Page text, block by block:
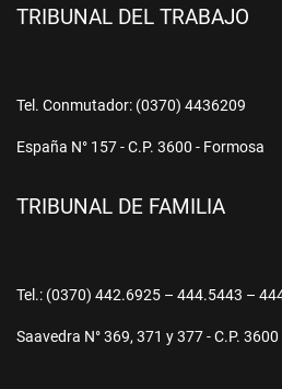
TRIBUNAL DEL TRABAJO
Tel. Conmutador: (0370) 4436209
España N° 157 - C.P. 3600 - Formosa
TRIBUNAL DE FAMILIA
Tel.: (0370) 442.6925 – 444.5443 –
Saavedra N° 369, 371 y 377 - C.P.